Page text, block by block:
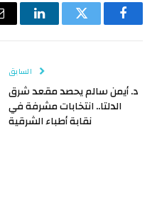
فيسبوكتويتر لينكدإن
السابق
د. أيمن سالم يحصد مقعد شرق
الدلتا.. انتخابات مشرفة في
نقابة أطباء الشرقية